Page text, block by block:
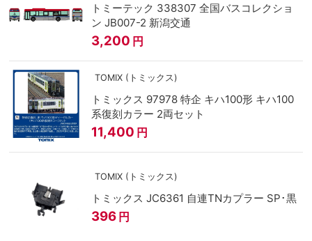
トミーテック 338307 全国バスコレクショ
ン JB007-2 新潟交通
3,200 円
TOMIX (トミックス)
トミックス 97978 特企 キハ100形 キハ100
系復刻カラー 2両セット
11,400 円
TOMIX (トミックス)
トミックス JC6361 自連TNカプラー SP･黒
396 円